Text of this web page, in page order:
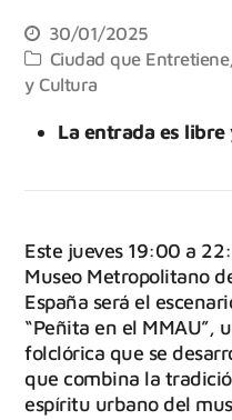
30/01/2025
Ciudad que Entretiene,
y Cultura
La entrada es
Este jueves 19:00 a
Museo Metropolitano
España será el
“Peñita en el MMAU”,
folclórica que se
que combina la
espíritu urbano del